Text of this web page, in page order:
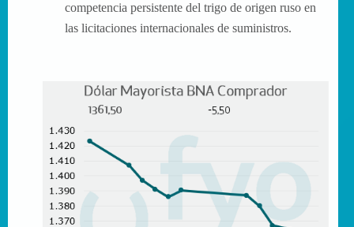
competencia persistente del trigo de origen ruso en
las licitaciones internacionales de suministros.